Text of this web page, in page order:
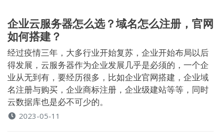
企业云服务器怎么选？域名怎么注册，官网
如何搭建？
经过疫情三年，大多行业开始复苏，企业开始布局以后
得发展，云服务器作为企业发展几乎是必须的，一个企
业从无到有，要经历很多，比如企业官网搭建，企业域
名注册与购买，企业商标注册，企业级建站等等，同时
云数据库也是必不可少的。
2023-05-11